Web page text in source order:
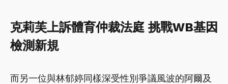
克莉芙上訴體育仲裁法庭 挑戰WB基因
檢測新規
而另一位與林郁婷同樣深受性別爭議風波的阿爾及